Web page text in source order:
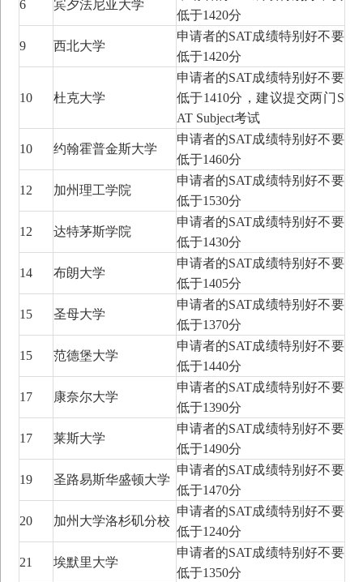
6 宾夕法尼亚大学
低于1420分
9 西北大学
申请者的SAT成绩特别好不要
低于1420分
10 杜克大学
申请者的SAT成绩特别好不要
低于1410分，建议提交两门S
AT Subject考试
10 约翰霍普金斯大学
申请者的SAT成绩特别好不要
低于1460分
12 加州理工学院
申请者的SAT成绩特别好不要
低于1530分
12 达特茅斯学院
申请者的SAT成绩特别好不要
低于1430分
14 布朗大学
申请者的SAT成绩特别好不要
低于1405分
15 圣母大学
申请者的SAT成绩特别好不要
低于1370分
15 范德堡大学
申请者的SAT成绩特别好不要
低于1440分
17 康奈尔大学
申请者的SAT成绩特别好不要
低于1390分
17 莱斯大学
申请者的SAT成绩特别好不要
低于1490分
19 圣路易斯华盛顿大学
申请者的SAT成绩特别好不要
低于1470分
20 加州大学洛杉矶分校
申请者的SAT成绩特别好不要
低于1240分
21 埃默里大学
申请者的SAT成绩特别好不要
低于1350分
您好，我是您的专属留学顾问
点击立即领取您的专属留学方案
残忍拒绝 立即咨询